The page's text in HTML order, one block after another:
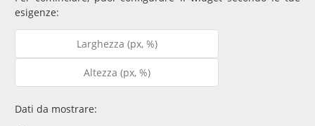
esigenze:
Dati da mostrare: